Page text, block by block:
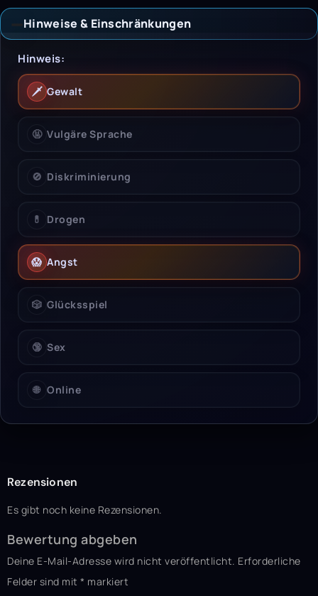
Hinweise & Einschränkungen
Hinweise &
Hinweis:
🗡️ Gewalt
🤬 Vulgäre Sprache
🚫 Diskriminierung
💊 Drogen
😱 Angst
🎲 Glücksspiel
🔞 Sex
🌐 Online
Rezensionen
Es gibt noch keine Rezensionen.
Bewertung abgeben
Deine E-Mail-Adresse wird nicht veröffentlicht. Erforderliche
Felder sind mit * markiert